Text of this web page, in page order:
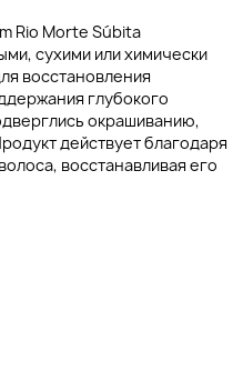
Rio Morte Súbita
сухими или химически
восстановления
глубокого
окрашиванию,
действует благодаря
восстанавливая его